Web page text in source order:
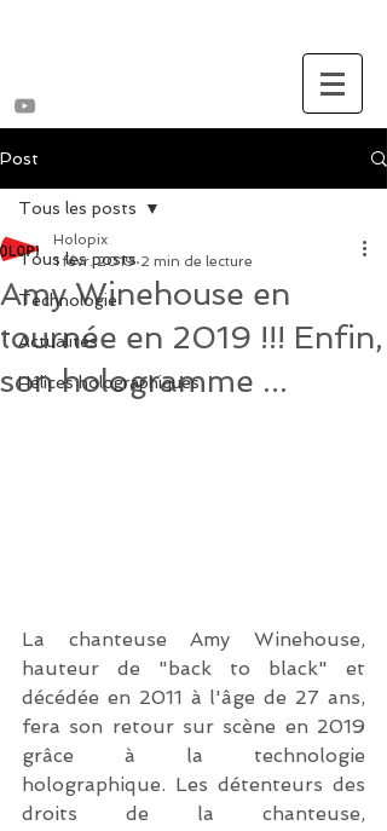
Post
Tous les posts
Technologie
Actualités
Hélices holographiques
Tous les posts
Amy Winehouse en
tournée en 2019 !!! Enfin,
son hologramme ...
Holopix
1 févr. 2019 2 min de lecture
La chanteuse Amy Winehouse,
hauteur de "back to black" et
décédée en 2011 à l'âge de 27 ans,
fera son retour sur scène en 2019
grâce à la technologie
holographique. Les détenteurs des
droits de la chanteuse,